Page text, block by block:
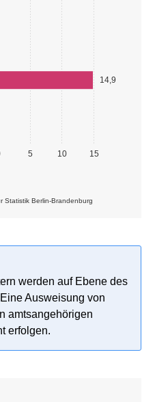
5 10 15
14,9
Statistik Berlin-Brandenburg
werden auf Ebene des
Ausweisung von
amtsangehörigen
erfolgen.